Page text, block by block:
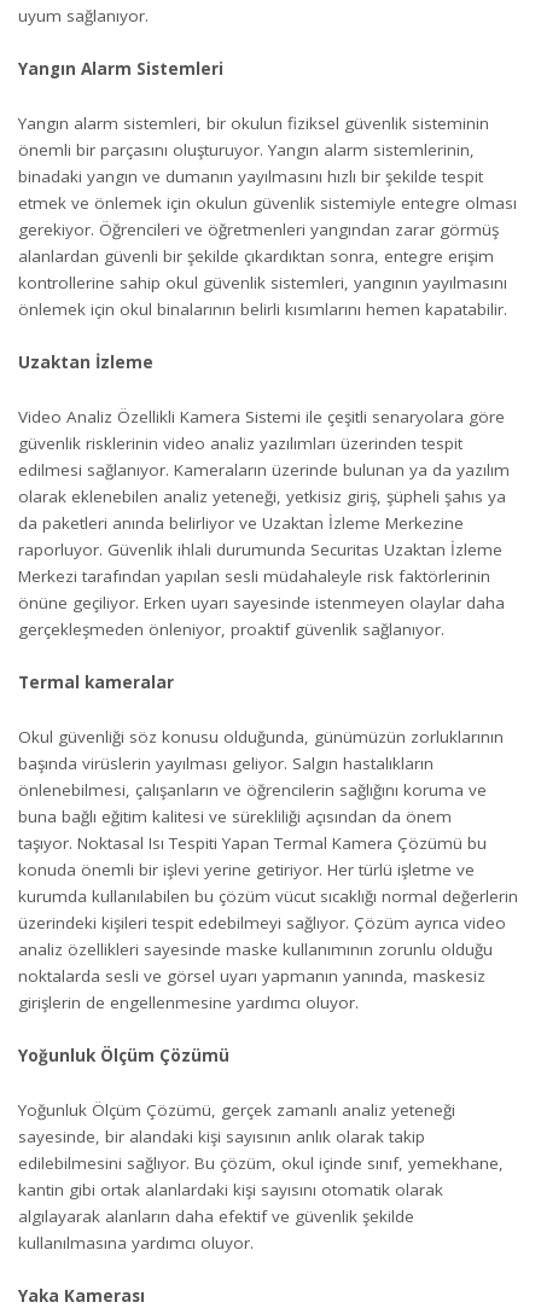
uyum sağlanıyor.
Yangın Alarm Sistemleri
Yangın alarm sistemleri, bir okulun fiziksel güvenlik sisteminin
önemli bir parçasını oluşturuyor. Yangın alarm sistemlerinin,
binadaki yangın ve dumanın yayılmasını hızlı bir şekilde tespit
etmek ve önlemek için okulun güvenlik sistemiyle entegre olması
gerekiyor. Öğrencileri ve öğretmenleri yangından zarar görmüş
alanlardan güvenli bir şekilde çıkardıktan sonra, entegre erişim
kontrollerine sahip okul güvenlik sistemleri, yangının yayılmasını
önlemek için okul binalarının belirli kısımlarını hemen kapatabilir.
Uzaktan İzleme
Video Analiz Özellikli Kamera Sistemi ile çeşitli senaryolara göre
güvenlik risklerinin video analiz yazılımları üzerinden tespit
edilmesi sağlanıyor. Kameraların üzerinde bulunan ya da yazılım
olarak eklenebilen analiz yeteneği, yetkisiz giriş, şüpheli şahıs ya
da paketleri anında belirliyor ve Uzaktan İzleme Merkezine
raporluyor. Güvenlik ihlali durumunda Securitas Uzaktan İzleme
Merkezi tarafından yapılan sesli müdahaleyle risk faktörlerinin
önüne geçiliyor. Erken uyarı sayesinde istenmeyen olaylar daha
gerçekleşmeden önleniyor, proaktif güvenlik sağlanıyor.
Termal kameralar
Okul güvenliği söz konusu olduğunda, günümüzün zorluklarının
başında virüslerin yayılması geliyor. Salgın hastalıkların
önlenebilmesi, çalışanların ve öğrencilerin sağlığını koruma ve
buna bağlı eğitim kalitesi ve sürekliliği açısından da önem
taşıyor. Noktasal Isı Tespiti Yapan Termal Kamera Çözümü bu
konuda önemli bir işlevi yerine getiriyor. Her türlü işletme ve
kurumda kullanılabilen bu çözüm vücut sıcaklığı normal değerlerin
üzerindeki kişileri tespit edebilmeyi sağlıyor. Çözüm ayrıca video
analiz özellikleri sayesinde maske kullanımının zorunlu olduğu
noktalarda sesli ve görsel uyarı yapmanın yanında, maskesiz
girişlerin de engellenmesine yardımcı oluyor.
Yoğunluk Ölçüm Çözümü
Yoğunluk Ölçüm Çözümü, gerçek zamanlı analiz yeteneği
sayesinde, bir alandaki kişi sayısının anlık olarak takip
edilebilmesini sağlıyor. Bu çözüm, okul içinde sınıf, yemekhane,
kantin gibi ortak alanlardaki kişi sayısını otomatik olarak
algılayarak alanların daha efektif ve güvenlik şekilde
kullanılmasına yardımcı oluyor.
Yaka Kamerası